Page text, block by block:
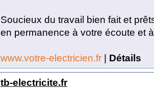
Soucieux du travail bien fait et
en permanence à votre écoute et
www.votre-electricien.fr | Détails
tb-electricite.fr